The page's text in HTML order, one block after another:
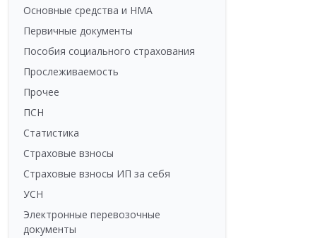
Основные средства и НМА
Первичные документы
Пособия социального страхования
Прослеживаемость
Прочее
ПСН
Статистика
Страховые взносы
Страховые взносы ИП за себя
УСН
Электронные перевозочные
документы